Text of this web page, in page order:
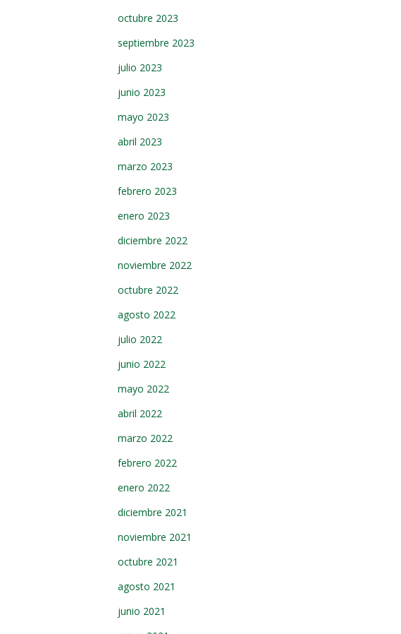
octubre 2023
septiembre 2023
julio 2023
junio 2023
mayo 2023
abril 2023
marzo 2023
febrero 2023
enero 2023
diciembre 2022
noviembre 2022
octubre 2022
agosto 2022
julio 2022
junio 2022
mayo 2022
abril 2022
marzo 2022
febrero 2022
enero 2022
diciembre 2021
noviembre 2021
octubre 2021
agosto 2021
junio 2021